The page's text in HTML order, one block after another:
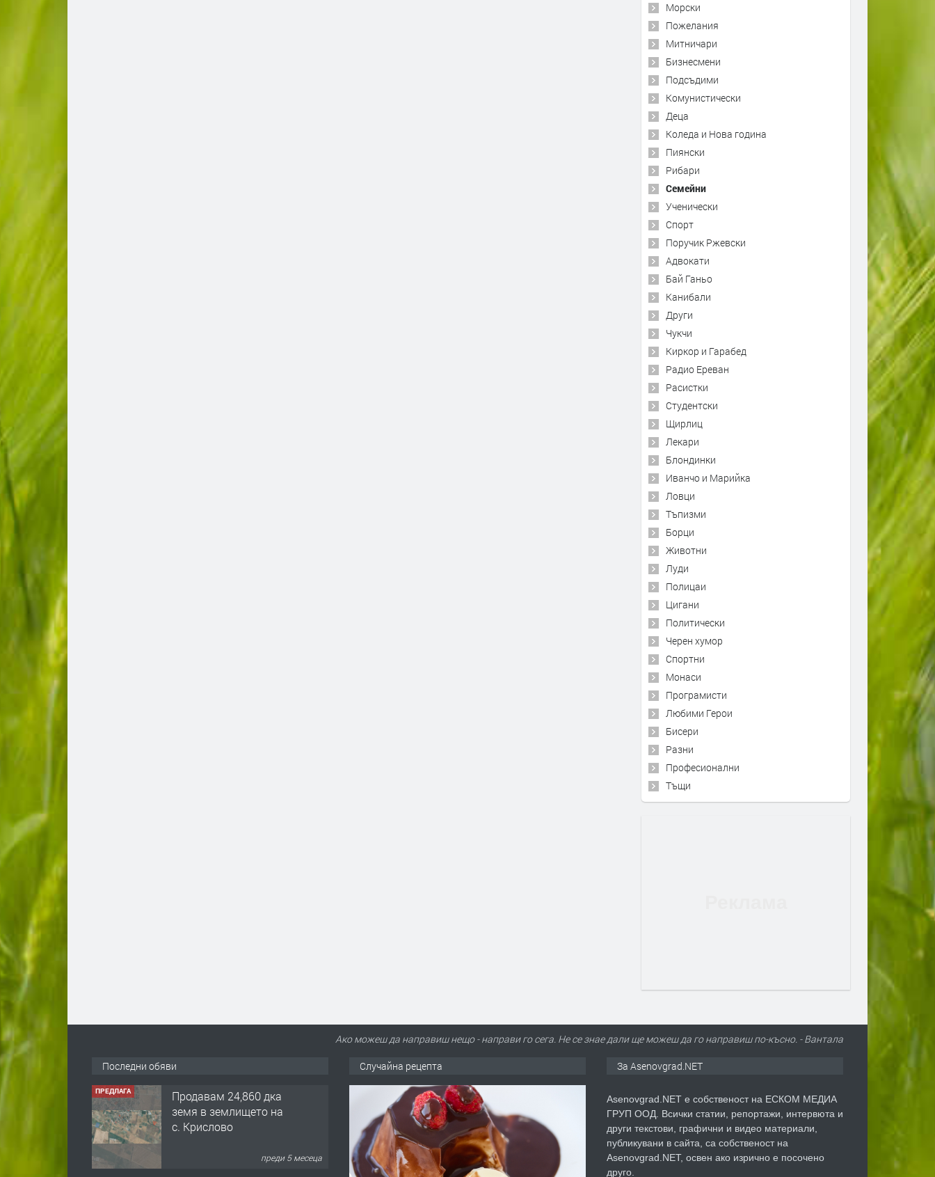
Морски
Пожелания
Митничари
Бизнесмени
Подсъдими
Комунистически
Деца
Коледа и Нова година
Пиянски
Рибари
Семейни
Ученически
Спорт
Поручик Ржевски
Адвокати
Бай Ганьо
Канибали
Други
Чукчи
Киркор и Гарабед
Радио Ереван
Расистки
Студентски
Щирлиц
Лекари
Блондинки
Иванчо и Марийка
Ловци
Тъпизми
Борци
Животни
Луди
Полицаи
Цигани
Политически
Черен хумор
Спортни
Монаси
Програмисти
Любими Герои
Бисери
Разни
Професионални
Тъщи
Ако можеш да направиш нещо - направи го сега. Не се знае дали ще можеш да го направиш по-късно. - Вантала
Последни обяви
ПРЕДЛАГА
Продавам 24,860 дка
земя в землището на
с. Крислово
преди 5 месеца
Случайна рецепта За Asenovgrad.NET
Asenovgrad.NET е собственост на ЕСКОМ МЕДИА
ГРУП ООД. Всички статии, репортажи, интервюта и
други текстови, графични и видео материали,
публикувани в сайта, са собственост на
Asenovgrad.NET, освен ако изрично е посочено
друго.